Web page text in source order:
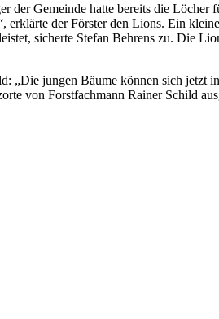
der Gemeinde hatte bereits die
der Förster den Lions. Ein
sicherte Stefan Behrens zu. Die
„Die jungen Bäume können sich
von Forstfachmann Rainer Schild